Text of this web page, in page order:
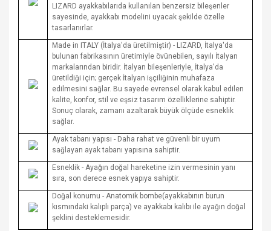
LIZARD ayakkabılarıda kullanılan benzersiz bileşenler
sayesinde, ayakkabı modelini uyacak şekilde özelle
tasarlanırlar.
Made in ITALY (İtalya'da üretilmiştir) - LIZARD, İtalya'da
bulunan fabrikasının üretimiyle övünebilen, sayılı İtalyan
markalarından biridir. İtalyan bileşenleriyle, İtalya'da
üretildiği için; gerçek İtalyan işçiliğinin muhafaza
edilmesini sağlar. Bu sayede evrensel olarak kabul edilen
kalite, konfor, stil ve eşsiz tasarım özelliklerine sahiptir.
Sonuç olarak, zamanı azaltarak büyük ölçüde esneklik
sağlar.
Ayak tabanı yapısı - Daha rahat ve güvenli bir uyum
sağlayan ayak tabanı yapısına sahiptir.
Esneklik - Ayağın doğal hareketine izin vermesinin yanı
sıra, son derece esnek yapıya sahiptir.
Doğal konumu - Anatomik bombe(ayakkabının burun
kısmındaki kalıplı parça) ve ayakkabı kalıbı ile ayağın doğal
şeklini desteklemesidir.